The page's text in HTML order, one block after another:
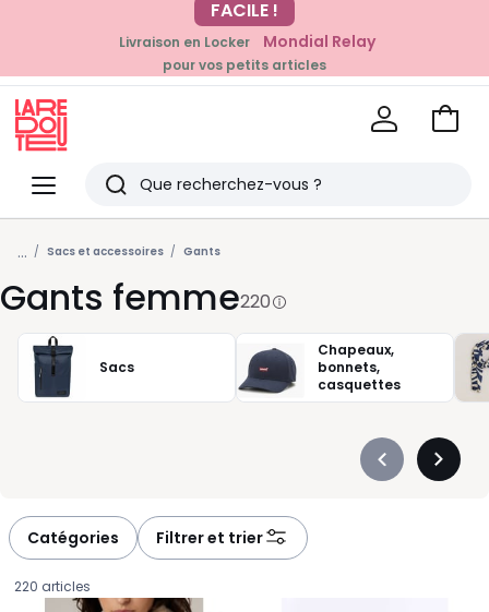
EN CE MOMENT
-20% dès 39€*
sur la mode
Livraison en Locker Mondial Relay
pour vos petits articles
Menu
Redoute
Rechercher
Derniers
articles
vus
Voir
... Sacs et accessoires Gants
Gants femme220
Sacs
Chapeaux,
bonnets,
casquettes
Précédent
Catégories Filtrer et trier
220 articles